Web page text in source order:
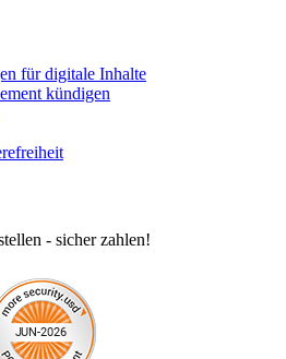
für digitale Inhalte
kündigen
- sicher zahlen!